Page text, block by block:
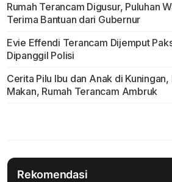
Rumah Terancam Digusur, Puluhan
Terima Bantuan dari Gubernur
Evie Effendi Terancam Dijemput
Dipanggil Polisi
Cerita Pilu Ibu dan Anak di Kuningan,
Makan, Rumah Terancam Ambruk
Rekomendasi